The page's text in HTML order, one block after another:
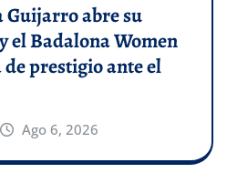
Guijarro abre su
el Badalona Women
prestigio ante el
Ago 6, 2026